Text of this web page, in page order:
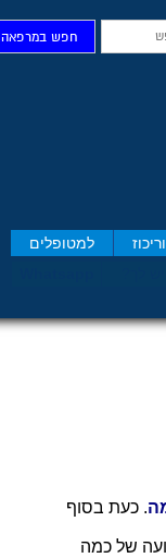
למטופלים
חפש במרפאה
. כעת בסוף
של כמה